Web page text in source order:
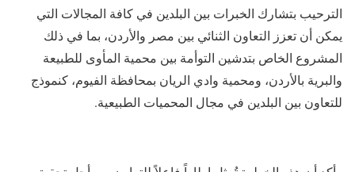
الترحيب بتشارك الخبرات بين البلدين في كافة المجالات التي
يمكن أن تعزز التعاون الثنائي بين مصر والأردن، بما في ذلك
المشروع الخاص بتدشين التوأمة بين محمية المأوى للطبيعة
والبرية بالأردن، ومحمية وادي الريان بمحافظة الفيوم، كنموذج
للتعاون بين البلدين في مجال المحميات الطبيعية.